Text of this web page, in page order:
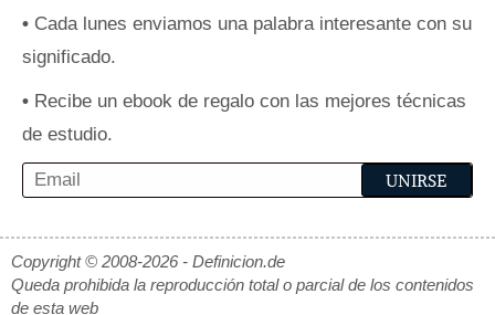
• Cada lunes enviamos una palabra interesante con su
significado.
• Recibe un ebook de regalo con las mejores técnicas
de estudio.
Copyright © 2008-2026 - Definicion.de
Queda prohibida la reproducción total o parcial de los contenidos
de esta web